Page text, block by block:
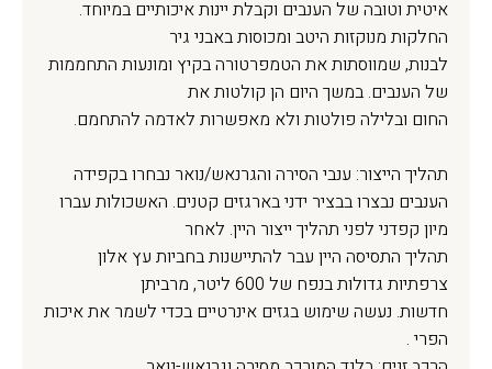
איטית וטובה של הענבים וקבלת יינות איכותיים במיוחד.
החלקות מנוקזות היטב ומכוסות באבני גיר
לבנות, שמווסתות את הטמפרטורה בקיץ ומונעות התחממות
של הענבים. במשך היום הן קולטות את
החום ובלילה פולטות ולא מאפשרות לאדמה להתחמם.
תהליך הייצור: ענבי הסירה והגרנאש/נואר נבחרו בקפידה
הענבים נבצרו בבציר ידני בארגזים קטנים. האשכולות עברו
מיון קפדני לפני תהליך ייצור היין. לאחר
תהליך התסיסה היין עבר להתיישנות בחביות עץ אלון
צרפתיות גדולות בנפח של 600 ליטר, מרביתן
חדשות. נעשה שימוש בגזים אינרטיים בכדי לשמר את איכות
הפרי .